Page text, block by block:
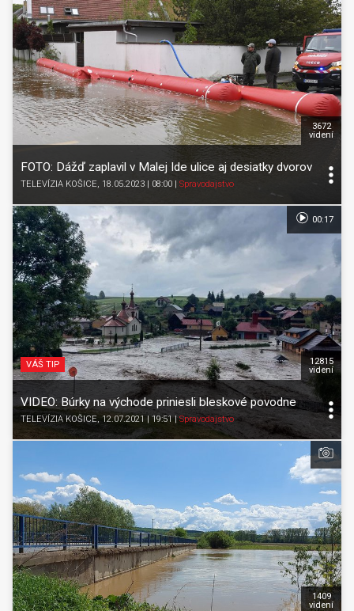
FOTO: Dážď zaplavil v Malej Ide ulice aj desiatky dvorov
TELEVÍZIA KOŠICE, 18.05.2023 | 08:00 Spravodajstvo
3672
videní
VÁŠ TIP
VIDEO: Búrky na východe priniesli bleskové povodne
TELEVÍZIA KOŠICE, 12.07.2021 | 19:51|Spravodajstvo
12815
videní
00:17
1409
videní